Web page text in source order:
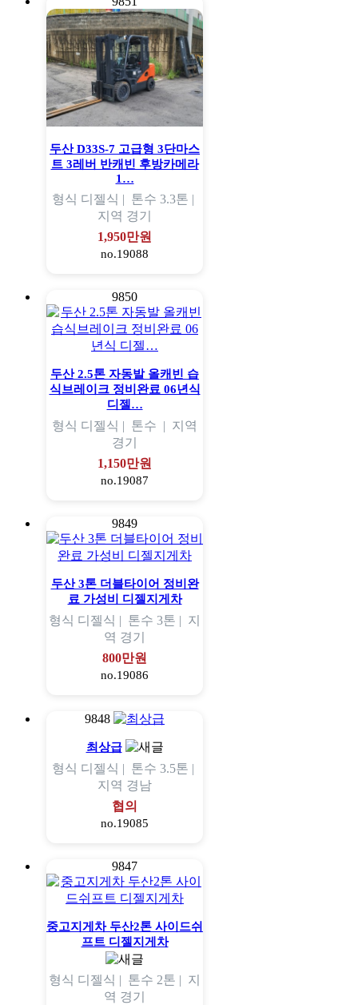
두산 D33S-7 고급형 3단마스
트 3레버 반캐빈 후방카메라
1…
형식 디젤식 | 톤수 3.3톤 |
지역 경기
1,950만원
no.19088
9850
두산 2.5톤 자동발 올캐빈 습
식브레이크 정비완료 06년식
디젤…
형식 디젤식 | 톤수 | 지역
경기
1,150만원
no.19087
9849
두산 3톤 더블타이어 정비완
료 가성비 디젤지게차
형식 디젤식 | 톤수 3톤 | 지
역 경기
800만원
no.19086
9848
최상급
형식 디젤식 | 톤수 3.5톤 |
지역 경남
협의
no.19085
9847
중고지게차 두산2톤 사이드쉬
프트 디젤지게차
형식 디젤식 | 톤수 2톤 | 지
역 경기